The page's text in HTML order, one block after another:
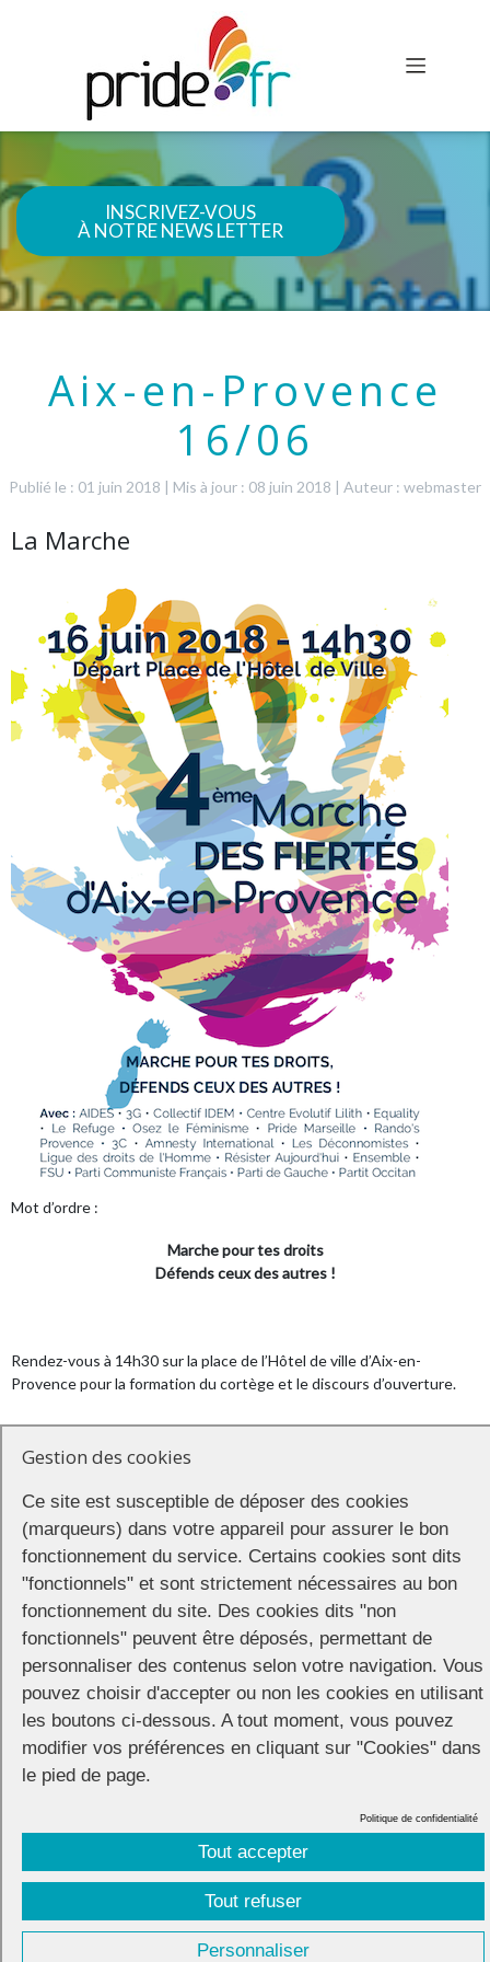
INSCRIVEZ-VOUS
À NOTRE NEWS LETTER
Aix-en-Provence
16/06
Publié le : 01 juin 2018 | Mis à jour : 08 juin 2018 | Auteur : webmaster
La Marche
Mot d’ordre :
Marche pour tes droits
Défends ceux des autres !
Rendez-vous à 14h30 sur la place de l’Hôtel de ville d’Aix-en-
Provence pour la formation du cortège et le discours d’ouverture.
Départ de la manifestation pour un parcours dans les rues de la cité
vers 15h. Itinéraire :
rue Foch –rue Bedarrides –rue Espariat –Rotonde – cours
Mirabeau (jusqu’à la statue du Roi René) –rue Fabrot –rue des
Bagniers –rue des Chapeliers –rue Méjanes
En vue de la statue du Roi René, sur le cours Mirabeau, les
marcheurs seront invités à faire un die-in en mémoire des victimes
du VIH/sida et de l’homophobie.
Arrivée à partir de 16h30 place Richelme. Discours de clôture.
© 2026 |Mentions légales
Réalisation :Unscuzzy| Conception :Visuelab|
Gestion des cookies
Ce site est susceptible de déposer des cookies
(marqueurs) dans votre appareil pour assurer le bon
fonctionnement du service. Certains cookies sont dits
"fonctionnels" et sont strictement nécessaires au bon
fonctionnement du site. Des cookies dits "non
fonctionnels" peuvent être déposés, permettant de
personnaliser des contenus selon votre navigation. Vous
pouvez choisir d'accepter ou non les cookies en utilisant
les boutons ci-dessous. A tout moment, vous pouvez
modifier vos préférences en cliquant sur "Cookies" dans
le pied de page.
Tout accepter
Tout refuser
Personnaliser
Politique de confidentialité